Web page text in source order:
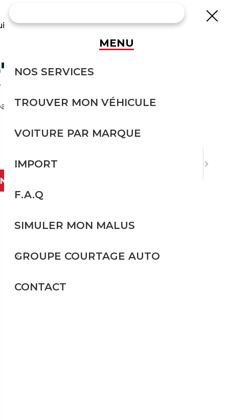
EUROPE
et vous conseille pour faire le bon choix.
MENU
NOS SERVICES
TROUVER MON VÉHICULE
VOITURE PAR MARQUE
IMPORT
F.A.Q
SIMULER MON MALUS
GROUPE COURTAGE AUTO
CONTACT